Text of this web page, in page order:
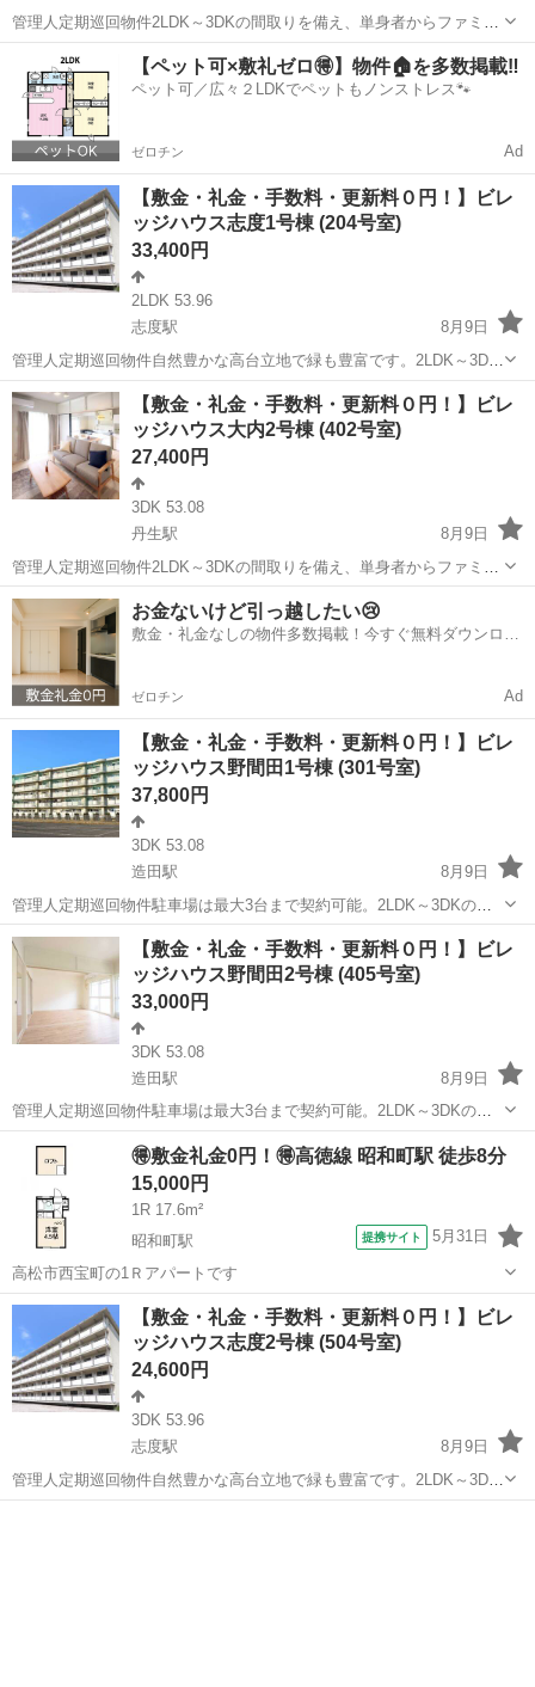
管理人定期巡回物件2LDK～3DKの間取りを備え、単身者からファミリ
ーまで幅広いライフスタイルに対応可能な物件です。ペット飼育につ
いてもご相談いただけます。フリーレント1ヶ月＋最大3万円引越サポ
ートあり！敷金・礼金・更新料・...
東かがわ市 丹生駅 アパート ビレッジハウス
【ペット可×敷礼ゼロ🉐】物件🏠を多数掲載‼️
ペット可／広々２LDKでペットもノンストレス🐾
ゼロチン Ad
【敷金・礼金・手数料・更新料０円！】ビレ
ッジハウス志度1号棟 (204号室)
33,400円
2LDK 53.96
志度駅
8月9日
管理人定期巡回物件自然豊かな高台立地で緑も豊富です。2LDK～3DK
の間取りを備え、単身者からファミリーまで幅広いライフスタイルに
対応可能な物件です。ペット飼育についてもご相談いただけます。フ
リーレント1ヶ月＋最大3万円引越...
香川 さぬき市 志度駅 アパート ビレッジハウス
【敷金・礼金・手数料・更新料０円！】ビレ
ッジハウス大内2号棟 (402号室)
27,400円
3DK 53.08
丹生駅
8月9日
管理人定期巡回物件2LDK～3DKの間取りを備え、単身者からファミリ
ーまで幅広いライフスタイルに対応可能な物件です。ペット飼育につ
いてもご相談いただけます。フリーレント1ヶ月＋最大3万円引越サポ
ートあり！敷金・礼金・更新料・...
香川 東かがわ市 アパート ビレッジハウス
お金ないけど引っ越したい😢
敷金・礼金なしの物件多数掲載！今すぐ無料ダウンロー
ゼロチン Ad
【敷金・礼金・手数料・更新料０円！】ビレ
ッジハウス野間田1号棟 (301号室)
37,800円
3DK 53.08
造田駅
8月9日
管理人定期巡回物件駐車場は最大3台まで契約可能。2LDK～3DKの間
取りを備え、単身の方からファミリー層まで幅広いライフスタイルに
対応しています。ペット飼育についてもご相談いただけます。フリー
レント1ヶ月＋最大3万円引越サポ...
香川 さぬき市 造田駅 アパート ビレッジハウス
【敷金・礼金・手数料・更新料０円！】ビレ
ッジハウス野間田2号棟 (405号室)
33,000円
3DK 53.08
造田駅
8月9日
管理人定期巡回物件駐車場は最大3台まで契約可能。2LDK～3DKの間
取りを備え、単身の方からファミリー層まで幅広いライフスタイルに
対応しています。ペット飼育についてもご相談いただけます。フリー
レント1ヶ月＋最大3万円引越サポ...
香川 さぬき市 造田駅 アパート
🉐敷金礼金0円！🉐高徳線 昭和町駅 徒歩8分
15,000円
1R 17.6m²
昭和町駅
提携サイト 5月31日
高松市西宝町の1Ｒアパートです
香川 高松市 昭和町駅 アパート
【敷金・礼金・手数料・更新料０円！】ビレ
ッジハウス志度2号棟 (504号室)
24,600円
3DK 53.96
志度駅
8月9日
管理人定期巡回物件自然豊かな高台立地で緑も豊富です。2LDK～3DK
の間取りを備え、単身者からファミリーまで幅広いライフスタイルに